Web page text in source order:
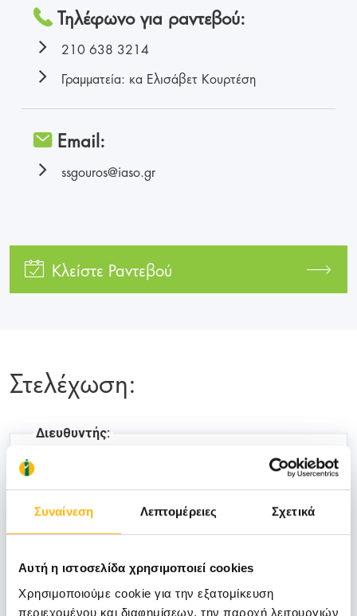
Συναίνεση Λεπτομέρειες Σχετικά
Αυτή η ιστοσελίδα χρησιμοποιεί cookies
Χρησιμοποιούμε cookie για την εξατομίκευση
περιεχομένου και διαφημίσεων, την παροχή λειτουργιών
Τηλέφωνο για ραντεβού:
210 638 3214
Γραμματεία: κα Ελισάβετ Κουρτέση
Email:
ssgouros@iaso.gr
Κλείστε Ραντεβού
Στελέχωση:
Διευθυντής:
Επιμελητές: